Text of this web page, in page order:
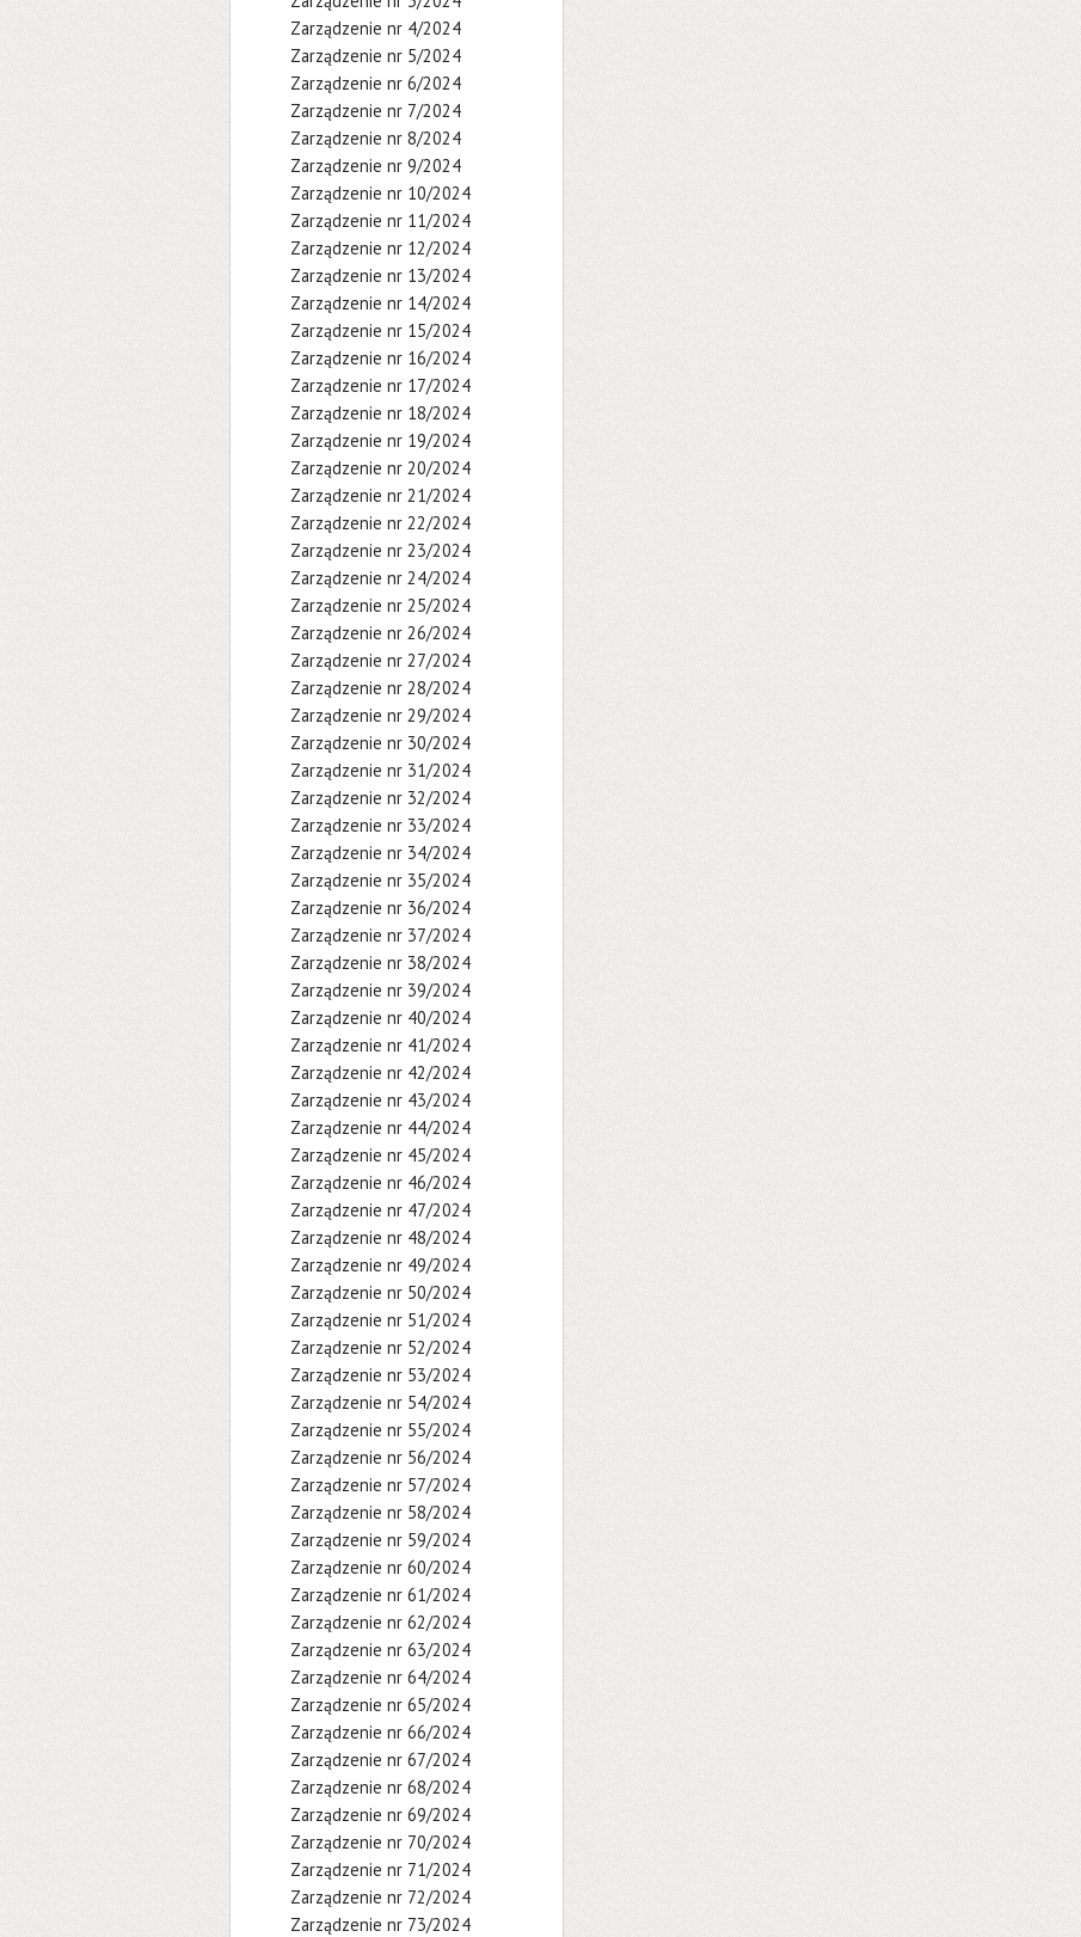
Zarządzenie nr 4/2024
Zarządzenie nr 5/2024
Zarządzenie nr 6/2024
Zarządzenie nr 7/2024
Zarządzenie nr 8/2024
Zarządzenie nr 9/2024
Zarządzenie nr 10/2024
Zarządzenie nr 11/2024
Zarządzenie nr 12/2024
Zarządzenie nr 13/2024
Zarządzenie nr 14/2024
Zarządzenie nr 15/2024
Zarządzenie nr 16/2024
Zarządzenie nr 17/2024
Zarządzenie nr 18/2024
Zarządzenie nr 19/2024
Zarządzenie nr 20/2024
Zarządzenie nr 21/2024
Zarządzenie nr 22/2024
Zarządzenie nr 23/2024
Zarządzenie nr 24/2024
Zarządzenie nr 25/2024
Zarządzenie nr 26/2024
Zarządzenie nr 27/2024
Zarządzenie nr 28/2024
Zarządzenie nr 29/2024
Zarządzenie nr 30/2024
Zarządzenie nr 31/2024
Zarządzenie nr 32/2024
Zarządzenie nr 33/2024
Zarządzenie nr 34/2024
Zarządzenie nr 35/2024
Zarządzenie nr 36/2024
Zarządzenie nr 37/2024
Zarządzenie nr 38/2024
Zarządzenie nr 39/2024
Zarządzenie nr 40/2024
Zarządzenie nr 41/2024
Zarządzenie nr 42/2024
Zarządzenie nr 43/2024
Zarządzenie nr 44/2024
Zarządzenie nr 45/2024
Zarządzenie nr 46/2024
Zarządzenie nr 47/2024
Zarządzenie nr 48/2024
Zarządzenie nr 49/2024
Zarządzenie nr 50/2024
Zarządzenie nr 51/2024
Zarządzenie nr 52/2024
Zarządzenie nr 53/2024
Zarządzenie nr 54/2024
Zarządzenie nr 55/2024
Zarządzenie nr 56/2024
Zarządzenie nr 57/2024
Zarządzenie nr 58/2024
Zarządzenie nr 59/2024
Zarządzenie nr 60/2024
Zarządzenie nr 61/2024
Zarządzenie nr 62/2024
Zarządzenie nr 63/2024
Zarządzenie nr 64/2024
Zarządzenie nr 65/2024
Zarządzenie nr 66/2024
Zarządzenie nr 67/2024
Zarządzenie nr 68/2024
Zarządzenie nr 69/2024
Zarządzenie nr 70/2024
Zarządzenie nr 71/2024
Zarządzenie nr 72/2024
Zarządzenie nr 73/2024